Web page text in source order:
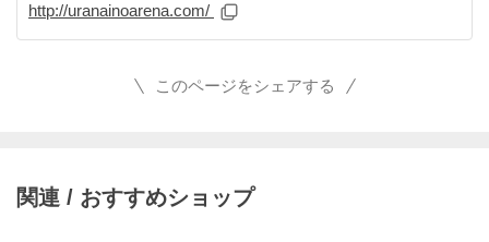
http://uranainoarena.com/
このページをシェアする
関連 / おすすめショップ